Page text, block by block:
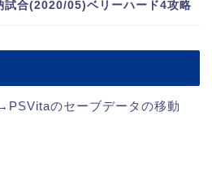
試合(2020/05)ベリーハード4攻略
のセーブデータの移動